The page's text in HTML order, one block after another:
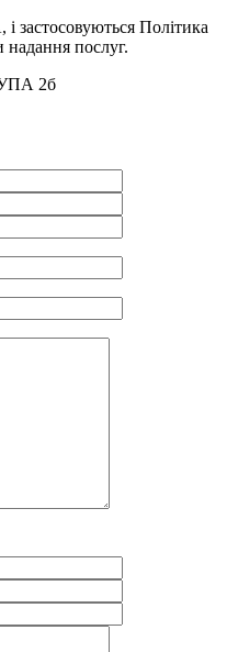
застосовуються Політика
надання послуг.
УПА 2б